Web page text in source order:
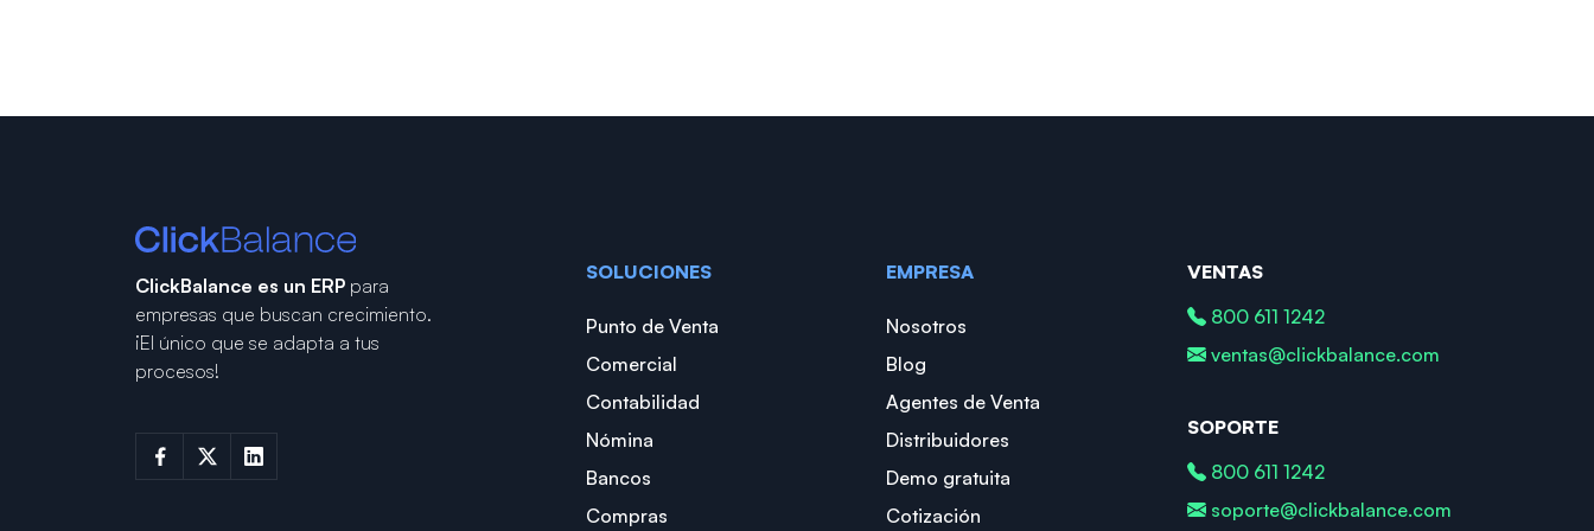
ClickBalance es un ERP para
empresas que buscan crecimiento.
¡El único que se adapta a tus
procesos!
SOLUCIONES
Punto de Venta
Comercial
Contabilidad
Nómina
Bancos
Compras
EMPRESA
Nosotros
Blog
Agentes de Venta
Distribuidores
Demo gratuita
Cotización
VENTAS
800 611 1242
ventas@clickbalance.com
SOPORTE
800 611 1242
soporte@clickbalance.com